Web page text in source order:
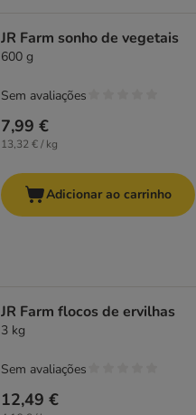
JR Farm sonho de vegetais
600 g
7,99 €
13,32 € / kg
Sem avaliações
Adicionar ao carrinho
JR Farm flocos de ervilhas
3 kg
12,49 €
Sem avaliações